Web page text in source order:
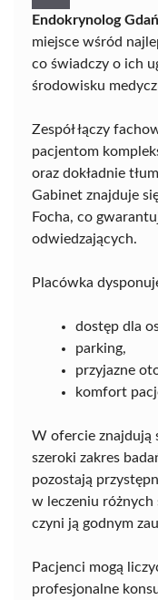
Endokrynolog
miejsce wśród
co świadczy o ich
środowisku
Zespół łączy
pacjentom
oraz dokładnie
Gabinet znajduje
Focha, co
odwiedzających.
Placówka
dostęp dla
parking,
przyjazne
komfort
W ofercie znajdują
szeroki zakres
pozostają
w leczeniu różnych
czyni ją godnym
Pacjenci mogą
profesjonalne